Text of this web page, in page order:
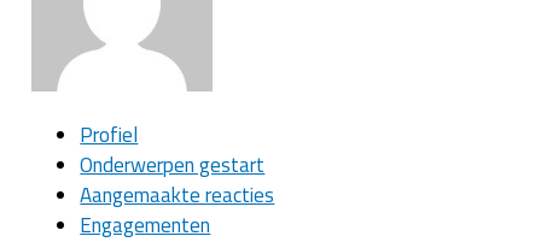
Profiel
Onderwerpen gestart
Aangemaakte reacties
Engagementen